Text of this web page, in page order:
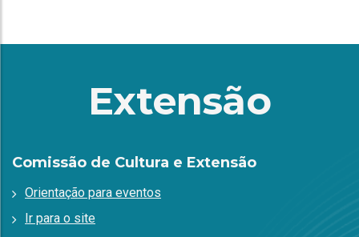
Extensão
Comissão de Cultura e Extensão
Orientação para eventos
Ir para o site